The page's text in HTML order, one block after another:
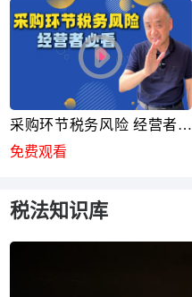
采购环节税务风险 经营者必
看
免费观看
税法知识库